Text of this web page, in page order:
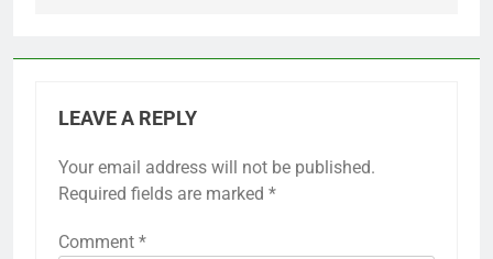
LEAVE A REPLY
Your email address will not be published.
Required fields are marked *
Comment *